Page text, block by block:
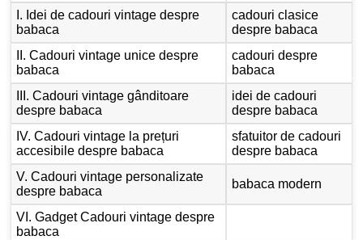
I. Idei de cadouri vintage despre
babaca
cadouri clasice
despre babaca
II. Cadouri vintage unice despre
babaca
cadouri despre
babaca
III. Cadouri vintage gânditoare
despre babaca
idei de cadouri
despre babaca
IV. Cadouri vintage la prețuri
accesibile despre babaca
sfatuitor de cadouri
despre babaca
V. Cadouri vintage personalizate
despre babaca
babaca modern
VI. Gadget Cadouri vintage despre
babaca